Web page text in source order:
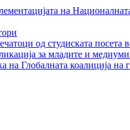
на
од студиската посета
за младите и медиуми
Глобалната коалиција на